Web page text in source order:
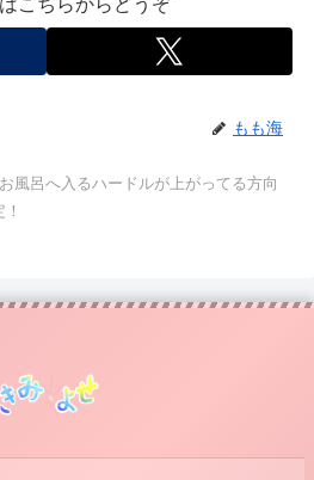
こちらからどうぞ
もも海
お風呂へ入るハードルが上がってる方向